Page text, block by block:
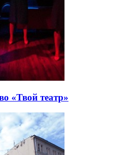
«Твой театр»